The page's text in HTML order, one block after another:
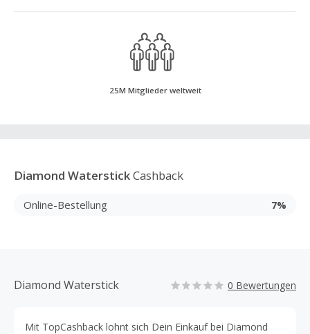
25M Mitglieder weltweit
Diamond WaterstickCashback
Online-Bestellung 7%
Diamond Waterstick 0 Bewertungen
Mit TopCashback lohnt sich Dein Einkauf bei Diamond